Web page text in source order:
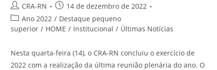
Autor
do
post:
CRA-RN
Post
publicado:
14 de dezembro de 2022
Categoria
do
Ano 2022 / Destaque pequeno
superior / HOME / Institucional / Últimas Notícias
Nesta quarta-feira (14), o CRA-RN concluiu o exercício de
2022 com a realização da última reunião plenária do ano. O